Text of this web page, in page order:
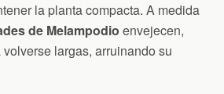
la planta compacta. A medida
de Melampodio envejecen,
largas, arruinando su